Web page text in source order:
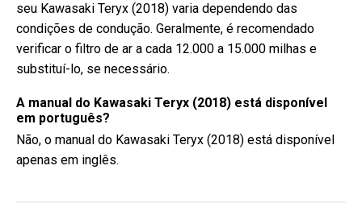
seu Kawasaki Teryx (2018) varia dependendo das
condições de condução. Geralmente, é recomendado
verificar o filtro de ar a cada 12.000 a 15.000 milhas e
substituí-lo, se necessário.
A manual do Kawasaki Teryx (2018) está disponível
em português?
Não, o manual do Kawasaki Teryx (2018) está disponível
apenas em inglês.